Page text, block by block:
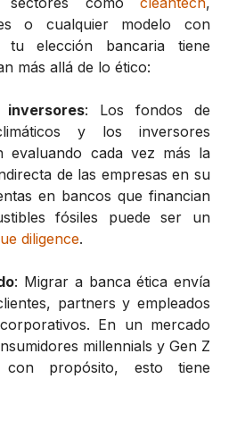
o cualquier modelo con
tu elección bancaria tiene
más allá de lo ético:
: Los fondos de
y los inversores
evaluando cada vez más la
de las empresas en su
en bancos que financian
fósiles puede ser un
diligence.
: Migrar a banca ética envía
partners y empleados
En un mercado
millennials y Gen Z
con propósito, esto tiene